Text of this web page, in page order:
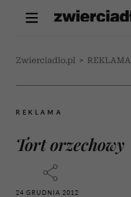
Zwierciadlo.pl > REKLAMA
REKLAMA
Tort orzechowy
24 GRUDNIA 2012